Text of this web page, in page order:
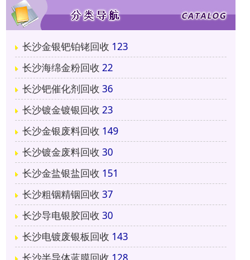
长沙金银钯铂铑回收 123
长沙海绵金粉回收 22
长沙钯催化剂回收 36
长沙镀金镀银回收 23
长沙金银废料回收 149
长沙镀金废料回收 30
长沙金盐银盐回收 151
长沙粗铟精铟回收 37
长沙导电银胶回收 30
长沙电镀废银板回收 143